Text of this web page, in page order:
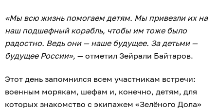
«Мы всю жизнь помогаем детям. Мы привезли их на
наш подшефный корабль, чтобы им тоже было
радостно. Ведь они — наше будущее. За детьми —
будущее России», — отметил Зейрали Байтаров.
Этот день запомнился всем участникам встречи:
военным морякам, шефам и, конечно, детям, для
которых знакомство с экипажем «Зелёного Дола»